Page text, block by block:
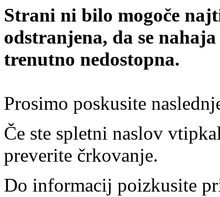
Strani ni bilo mogoče
odstranjena, da se
trenutno nedostopna.
Prosimo poskusite
Če ste spletni naslov
preverite črkovanje.
Do informacij poizkusite